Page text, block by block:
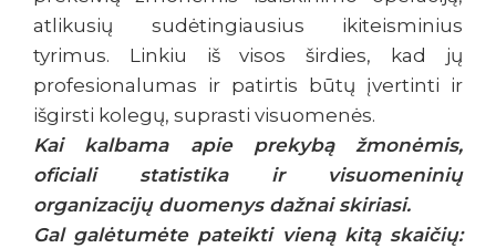
atlikusių sudėtingiausius ikiteisminius
tyrimus. Linkiu iš visos širdies, kad jų
profesionalumas ir patirtis būtų įvertinti ir
išgirsti kolegų, suprasti visuomenės.
Kai kalbama apie prekybą žmonėmis,
oficiali statistika ir visuomeninių
organizacijų duomenys dažnai skiriasi.
Gal galėtumėte pateikti vieną kitą skaičių: